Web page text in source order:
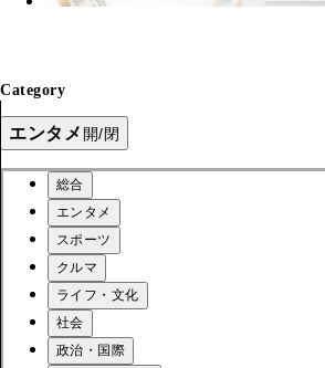
Category
エンタメ 開/閉
総合
エンタメ
スポーツ
クルマ
ライフ・文化
社会
政治・国際